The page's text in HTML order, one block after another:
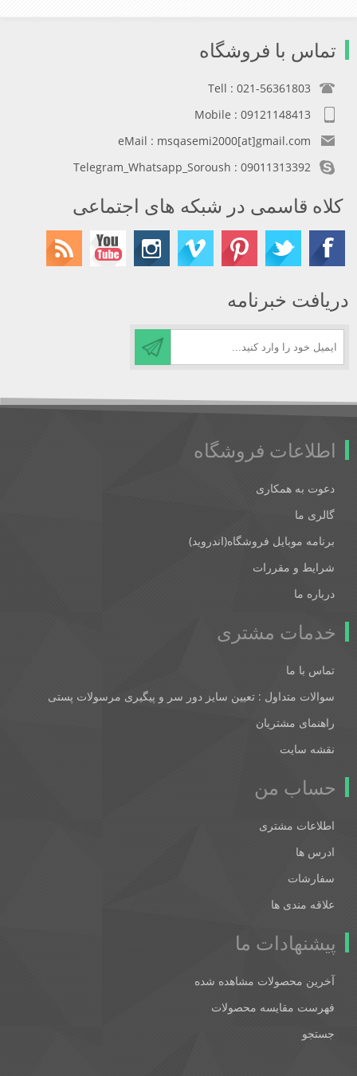
تماس با فروشگاه
Tell : 021-56361803
Mobile : 09121148413
eMail : msqasemi2000[at]gmail.com
Telegram_Whatsapp_Soroush : 09011313392
کلاه قاسمی در شبکه های اجتماعی
دریافت خبرنامه
اطلاعات فروشگاه
دعوت به همکاری
گالری ما
برنامه موبایل فروشگاه(اندروید)
شرایط و مقررات
درباره ما
خدمات مشتری
تماس با ما
سوالات متداول : تعیین سایز دور سر و پیگیری مرسولات پستی
راهنمای مشتریان
نقشه سایت
حساب من
اطلاعات مشتری
ادرس ها
سفارشات
علاقه مندی ها
پیشنهادات ما
آخرین محصولات مشاهده شده
فهرست مقایسه محصولات
جستجو